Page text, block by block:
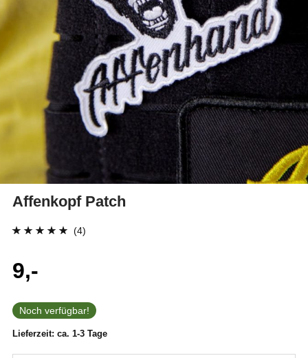
Affenkopf Patch
4.75
basierend auf
Kundenbewertung
(4)
9,-
Noch verfügbar!
Lieferzeit: ca. 1-3 Tage